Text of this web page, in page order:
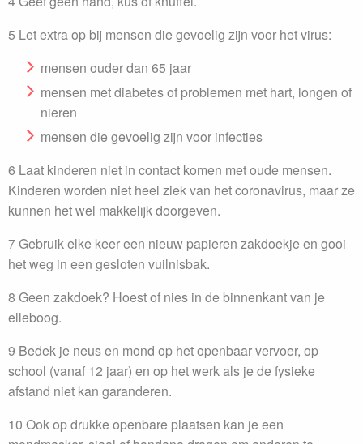
5 Let extra op bij mensen die gevoelig zijn voor het virus:
mensen ouder dan 65 jaar
mensen met diabetes of problemen met hart, longen of
nieren
mensen die gevoelig zijn voor infecties
6 Laat kinderen niet in contact komen met oude mensen.
Kinderen worden niet heel ziek van het coronavirus, maar ze
kunnen het wel makkelijk doorgeven.
7 Gebruik elke keer een nieuw papieren zakdoekje en gooi
het weg in een gesloten vuilnisbak.
8 Geen zakdoek? Hoest of nies in de binnenkant van je
elleboog.
9 Bedek je neus en mond op het openbaar vervoer, op
school (vanaf 12 jaar) en op het werk als je de fysieke
afstand niet kan garanderen.
10 Ook op drukke openbare plaatsen kan je een